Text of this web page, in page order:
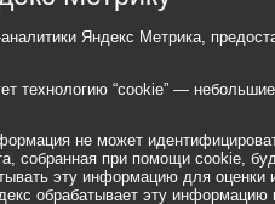
аналитики Яндекс Метрика,
технологию “cookie” —
не может
собранная при помощи cookie,
эту информацию для оценки
обрабатывает эту